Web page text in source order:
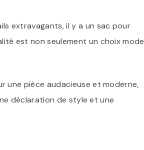
extravagants, il y a un sac pour
est non seulement un choix mode
une pièce audacieuse et moderne,
déclaration de style et une